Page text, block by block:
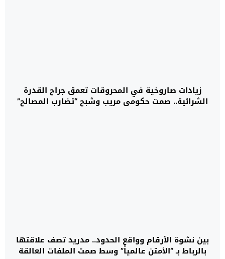
زيادات صاروخية في المحروقات تعمق جراح القدرة
الشرائية.. صمت حكومي مريب وشبح “تضارب المصالح”
بين نشوة الأرقام وواقع الحدود.. مدريد تصف علاقتها
بالرباط بـ “الأمتن عالمياً” وسط صمت الملفات العالقة